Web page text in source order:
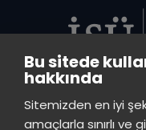
Bu sitede
hakkında
Sitemizden en iyi
amaçlarla sınırlı ve
İstinye Üniversitesi Vadi